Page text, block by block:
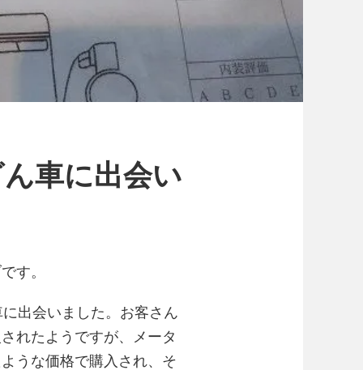
車に出会い
す。
出会いました。お客さん
れたようですが、メータ
うな価格で購入され、そ